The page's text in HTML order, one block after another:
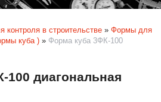
контроля в строительстве » Формы для
куба ) » Форма куба 3ФК-100
диагональная